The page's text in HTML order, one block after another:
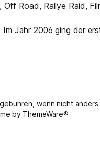
Road, Rallye Raid,
Jahr 2006 ging der
wenn nicht
by ThemeWare®